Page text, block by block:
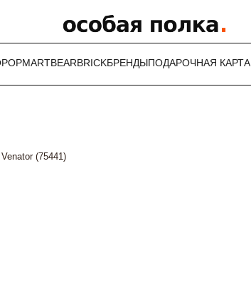
POPMARTBEARBRICKБРЕНДЫПОДАРОЧНАЯ КАРТА
(75441)